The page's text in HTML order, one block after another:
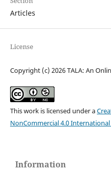
Articles
License
Copyright (c) 2026 TALA: An
This work is licensed under a
NonCommercial 4.0 International
Information